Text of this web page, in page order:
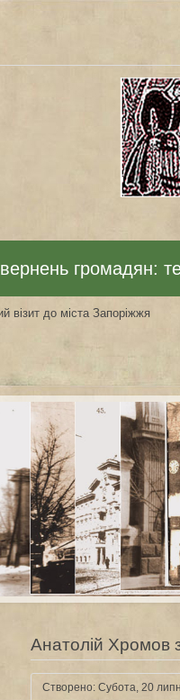
громадян:
візит до міста Запоріжжя
Анатолій Хромов
Створено: Субота, 20